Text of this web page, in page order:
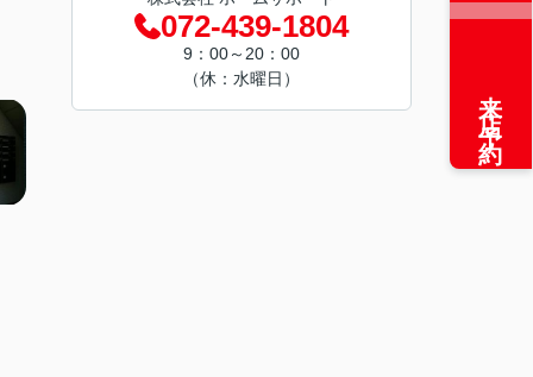
072-439-1804
9：00～20：00
（休：水曜日）
来店予約